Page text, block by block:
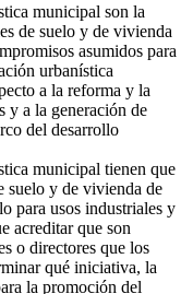
municipal son la
de suelo y de vivienda
asumidos para
urbanística
a la reforma y la
y a la generación de
del desarrollo
municipal tienen que
suelo y de vivienda de
para usos industriales y
acreditar que son
o directores que los
qué iniciativa, la
la promoción del